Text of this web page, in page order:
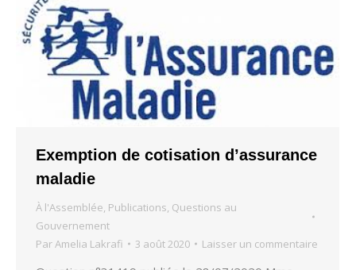
Exemption de cotisation d’assurance
maladie
À l'Assemblée, Publications, Questions au
Gouvernement
ParAmelia Lakrafi 3 août 2020 Laisser un commentaire